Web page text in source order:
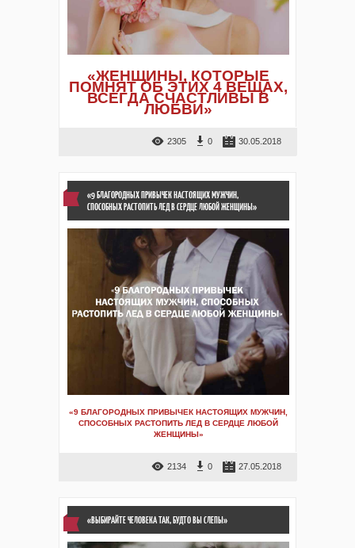
«ЖЕНЩИНЫ, КОТОРЫЕ
ПОМНЯТ ОБ ЭТИХ 4 ВЕЩАХ,
ВСЕГДА СЧАСТЛИВЫ В
ЛЮБВИ»
2305 0 30.05.2018
«9 БЛАГОРОДНЫХ ПРИВЫЧЕК НАСТОЯЩИХ МУЖЧИН,
СПОСОБНЫХ РАСТОПИТЬ ЛЕД В СЕРДЦЕ ЛЮБОЙ ЖЕНЩИНЫ»
«9 БЛАГОРОДНЫХ ПРИВЫЧЕК НАСТОЯЩИХ МУЖЧИН,
СПОСОБНЫХ РАСТОПИТЬ ЛЕД В СЕРДЦЕ ЛЮБОЙ
ЖЕНЩИНЫ»
2134 0 27.05.2018
«ВЫБИРАЙТЕ ЧЕЛОВЕКА ТАК, БУДТО ВЫ СЛЕПЫ»